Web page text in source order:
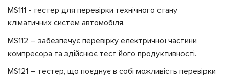
MS111 - тестер для перевірки технічного стану
кліматичних систем автомобіля.
MS112 – забезпечує перевірку електричної частини
компресора та здійснює тест його продуктивності.
MS121 – тестер, що поєднує в собі можливість перевірки